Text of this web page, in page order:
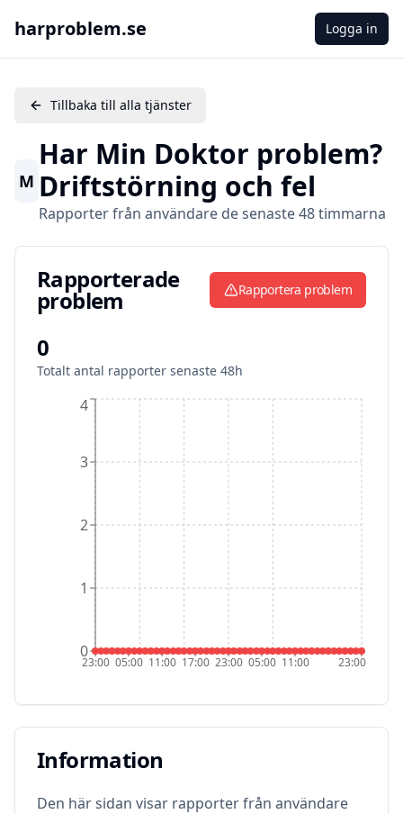
harproblem.se Logga in
Tillbaka till alla tjänster
M
Har Min Doktor problem?
Driftstörning och fel
Rapporter från användare de senaste 48 timmarna
Rapporterade problem
Rapporterade
problem Rapportera problem
0
Totalt antal rapporter senaste 48h
23:00 05:00 11:00 17:00 23:00 05:00 11:00 23:00
0
1
2
3
4
Information
Information
Den här sidan visar rapporter från användare